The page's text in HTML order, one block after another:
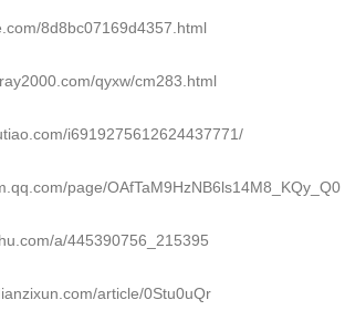
8d8bc07169d4357.html
qyxw/cm283.html
i6919275612624437771/
page/OAfTaM9HzNB6ls14M8_KQy_Q0
a/445390756_215395
article/0Stu0uQr